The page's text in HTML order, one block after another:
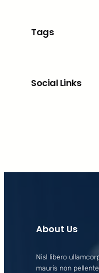
Tags
Social Links
About Us
Nisl libero
mauris non